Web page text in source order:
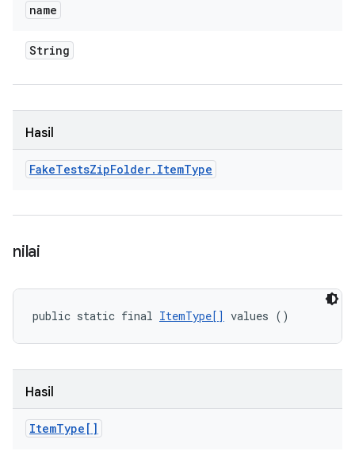
name
String
Hasil
FakeTestsZipFolder. ItemType
nilai
public static final ItemType[] values ()
Hasil
ItemType[]